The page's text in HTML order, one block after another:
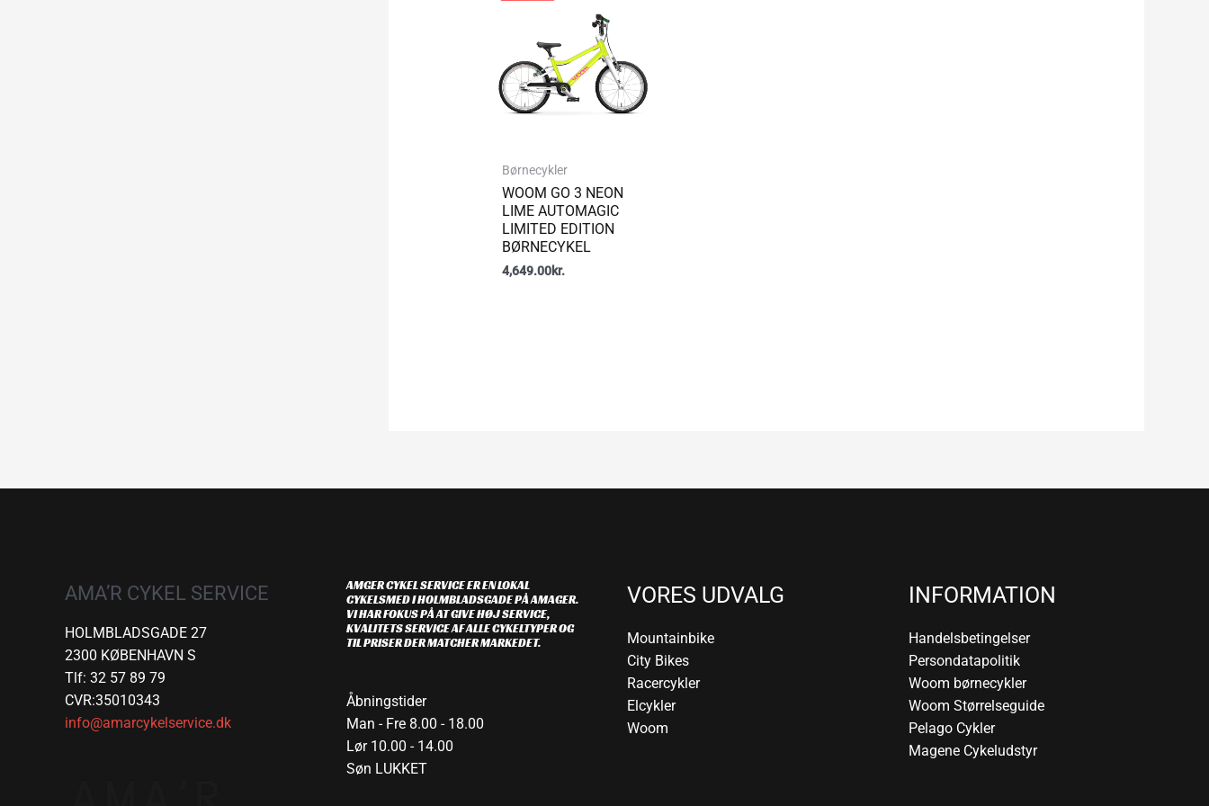
Børnecykler
WOOM GO 3 NEON
LIME AUTOMAGIC
LIMITED EDITION
BØRNECYKEL
4,649.00kr.
AMA’R CYKEL SERVICE
HOLMBLADSGADE 27
2300 KØBENHAVN S
Tlf: 32 57 89 79
CVR:35010343
info@amarcykelservice.dk
AMGER CYKEL SERVICE ER EN LOKAL
CYKELSMED I HOLMBLADSGADE PÅ AMAGER.
VI HAR FOKUS PÅ AT GIVE HØJ SERVICE,
KVALITETS SERVICE AF ALLE CYKELTYPER OG
TIL PRISER DER MATCHER MARKEDET.
Åbningstider
Man - Fre 8.00 - 18.00
Lør 10.00 - 14.00
Søn LUKKET
VORES UDVALG
Mountainbike
City Bikes
Racercykler
Elcykler
Woom
INFORMATION
Handelsbetingelser
Persondatapolitik
Woom børnecykler
Woom Størrelseguide
Pelago Cykler
Magene Cykeludstyr